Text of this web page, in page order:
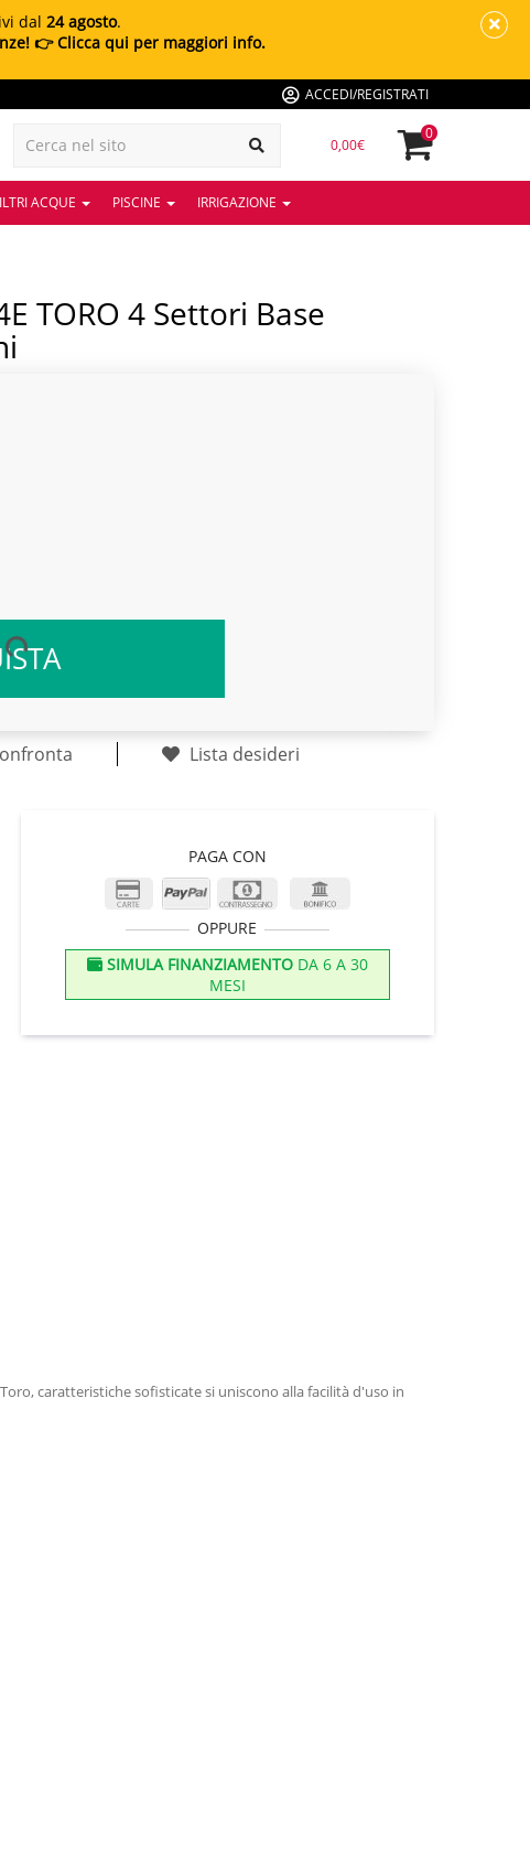
dal 24 agosto.
👉 Clicca qui per maggiori info.
ACCEDI/REGISTRATI
0,00€
0
ACQUE PISCINE IRRIGAZIONE
Lista desideri
PAGA CON
OPPURE
SIMULA FINANZIAMENTODA 6 A 30
MESI
caratteristiche sofisticate si uniscono alla facilità d'uso in